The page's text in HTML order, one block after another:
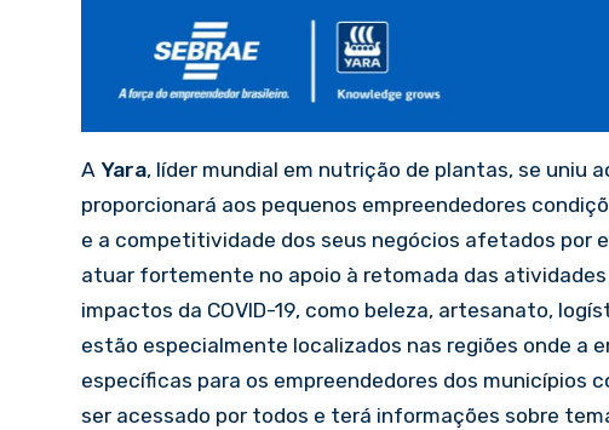
A Yara, líder mundial em nutrição de plantas, se uniu
proporcionará aos pequenos empreendedores
e a competitividade dos seus negócios afetados por
atuar fortemente no apoio à retomada das
impactos da COVID-19, como beleza, artesanato,
estão especialmente localizados nas regiões onde a
específicas para os empreendedores dos municípios
ser acessado por todos e terá informações sobre